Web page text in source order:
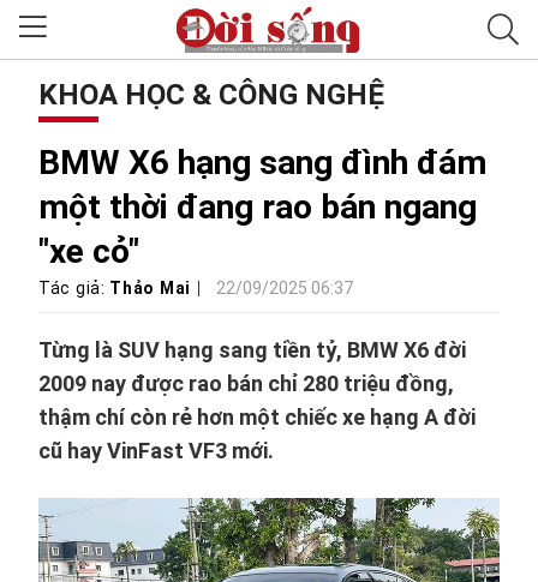
KHOA HỌC & CÔNG NGHỆ
BMW X6 hạng sang đình đám
một thời đang rao bán ngang
"xe cỏ"
Tác giả: Thảo Mai 22/09/2025 06:37
Từng là SUV hạng sang tiền tỷ, BMW X6 đời
2009 nay được rao bán chỉ 280 triệu đồng,
thậm chí còn rẻ hơn một chiếc xe hạng A đời
cũ hay VinFast VF3 mới.